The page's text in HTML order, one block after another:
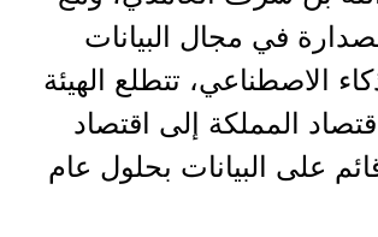
في مجال البيانات
الاصطناعي، تتطلع الهيئة
المملكة إلى اقتصاد
على البيانات بحلول عام